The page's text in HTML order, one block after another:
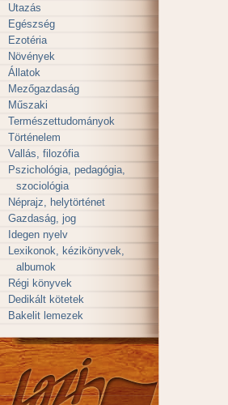
Utazás
Egészség
Ezotéria
Növények
Állatok
Mezőgazdaság
Műszaki
Természettudományok
Történelem
Vallás, filozófia
Pszichológia, pedagógia,
szociológia
Néprajz, helytörténet
Gazdaság, jog
Idegen nyelv
Lexikonok, kézikönyvek,
albumok
Régi könyvek
Dedikált kötetek
Bakelit lemezek